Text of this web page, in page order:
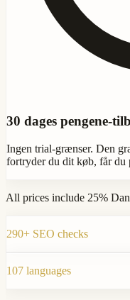
30 dages pengene-
Ingen trial-grænser. Den
fortryder du dit køb, får du
All prices include 25%
290+ SEO checks
107 languages